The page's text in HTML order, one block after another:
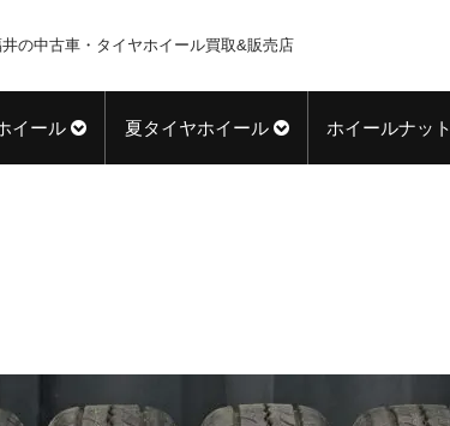
の中古車・タイヤホイール買取&販売店
イール 夏タイヤホイール ホイールナット